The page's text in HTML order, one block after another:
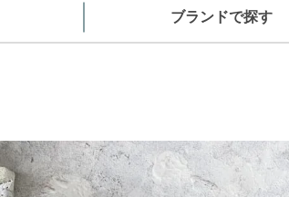
ブランドで探す